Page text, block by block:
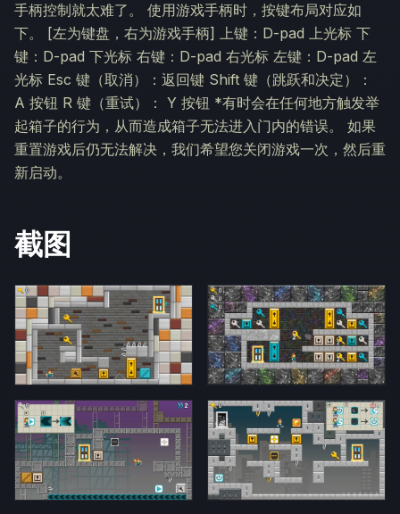
手柄控制就太难了。 使用游戏手柄时，按键布局对应如
下。 [左为键盘，右为游戏手柄] 上键：D-pad 上光标 下
键：D-pad 下光标 右键：D-pad 右光标 左键：D-pad 左
光标 Esc 键（取消）：返回键 Shift 键（跳跃和决定）：
A 按钮 R 键（重试）： Y 按钮 *有时会在任何地方触发举
起箱子的行为，从而造成箱子无法进入门内的错误。 如果
重置游戏后仍无法解决，我们希望您关闭游戏一次，然后重
新启动。
截图